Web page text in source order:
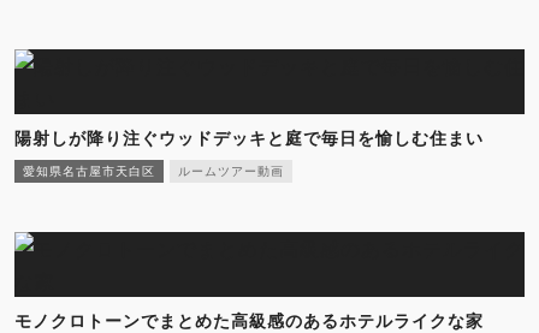
陽射しが降り注ぐウッドデッキと庭で毎日を愉しむ住まい
愛知県名古屋市天白区 ルームツアー動画
モノクロトーンでまとめた高級感のあるホテルライクな家